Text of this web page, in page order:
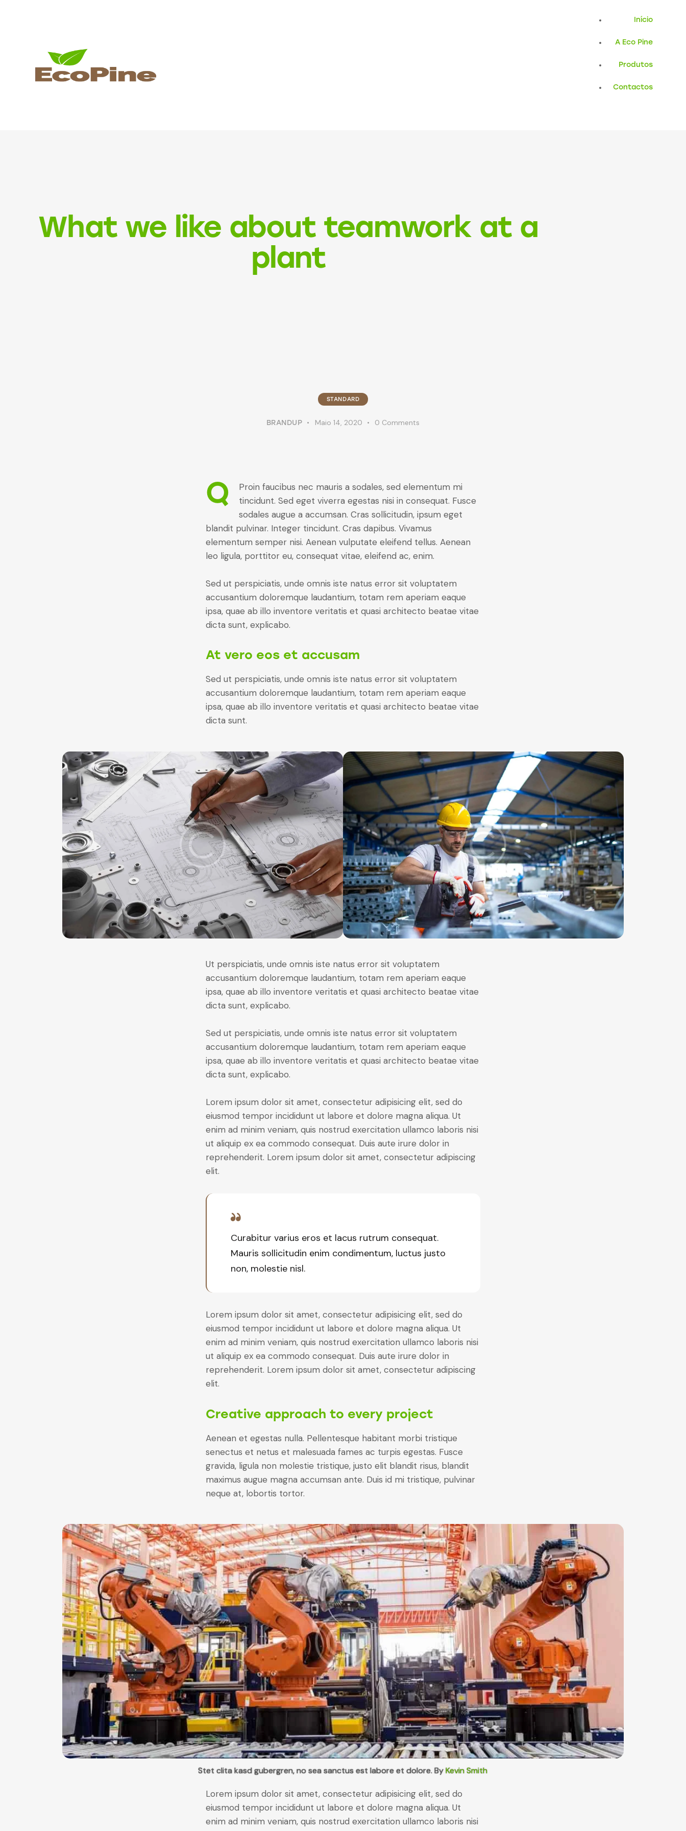
Início
A Eco Pine
Produtos
Contactos
What we like about teamwork at a
plant
STANDARD
BRANDUP Maio 14, 2020 0 Comments
Q
Proin faucibus nec mauris a sodales, sed elementum mi
tincidunt. Sed eget viverra egestas nisi in consequat. Fusce
sodales augue a accumsan. Cras sollicitudin, ipsum eget
blandit pulvinar. Integer tincidunt. Cras dapibus. Vivamus
elementum semper nisi. Aenean vulputate eleifend tellus. Aenean
leo ligula, porttitor eu, consequat vitae, eleifend ac, enim.
Sed ut perspiciatis, unde omnis iste natus error sit voluptatem
accusantium doloremque laudantium, totam rem aperiam eaque
ipsa, quae ab illo inventore veritatis et quasi architecto beatae vitae
dicta sunt, explicabo.
At vero eos et accusam
Sed ut perspiciatis, unde omnis iste natus error sit voluptatem
accusantium doloremque laudantium, totam rem aperiam eaque
ipsa, quae ab illo inventore veritatis et quasi architecto beatae vitae
dicta sunt.
Ut perspiciatis, unde omnis iste natus error sit voluptatem
accusantium doloremque laudantium, totam rem aperiam eaque
ipsa, quae ab illo inventore veritatis et quasi architecto beatae vitae
dicta sunt, explicabo.
Sed ut perspiciatis, unde omnis iste natus error sit voluptatem
accusantium doloremque laudantium, totam rem aperiam eaque
ipsa, quae ab illo inventore veritatis et quasi architecto beatae vitae
dicta sunt, explicabo.
Lorem ipsum dolor sit amet, consectetur adipisicing elit, sed do
eiusmod tempor incididunt ut labore et dolore magna aliqua. Ut
enim ad minim veniam, quis nostrud exercitation ullamco laboris nisi
ut aliquip ex ea commodo consequat. Duis aute irure dolor in
reprehenderit. Lorem ipsum dolor sit amet, consectetur adipiscing
elit.
Curabitur varius eros et lacus rutrum consequat.
Mauris sollicitudin enim condimentum, luctus justo
non, molestie nisl.
Lorem ipsum dolor sit amet, consectetur adipisicing elit, sed do
eiusmod tempor incididunt ut labore et dolore magna aliqua. Ut
enim ad minim veniam, quis nostrud exercitation ullamco laboris nisi
ut aliquip ex ea commodo consequat. Duis aute irure dolor in
reprehenderit. Lorem ipsum dolor sit amet, consectetur adipiscing
elit.
Creative approach to every project
Aenean et egestas nulla. Pellentesque habitant morbi tristique
senectus et netus et malesuada fames ac turpis egestas. Fusce
gravida, ligula non molestie tristique, justo elit blandit risus, blandit
maximus augue magna accumsan ante. Duis id mi tristique, pulvinar
neque at, lobortis tortor.
Stet clita kasd gubergren, no sea sanctus est labore et dolore. ByKevin Smith
Lorem ipsum dolor sit amet, consectetur adipisicing elit, sed do
eiusmod tempor incididunt ut labore et dolore magna aliqua. Ut
enim ad minim veniam, quis nostrud exercitation ullamco laboris nisi